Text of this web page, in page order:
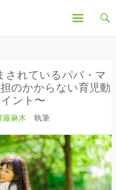
婦人科オンラインジ
や疑問、出産について、産後の豆知識など、全記
事を産婦人科医・助産師が執筆し、わかりやすく解
ン
ツ
へ
プ
されているパパ・マ
のかからない育児動
ント〜
藤麻木 執筆